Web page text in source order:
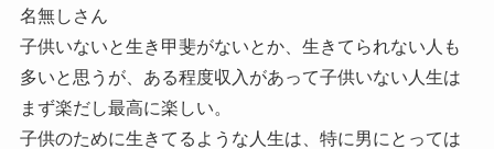
名無しさん
子供いないと生き甲斐がないとか、生きてられない人も
多いと思うが、ある程度収入があって子供いない人生は
まず楽だし最高に楽しい。
子供のために生きてるような人生は、特に男にとっては